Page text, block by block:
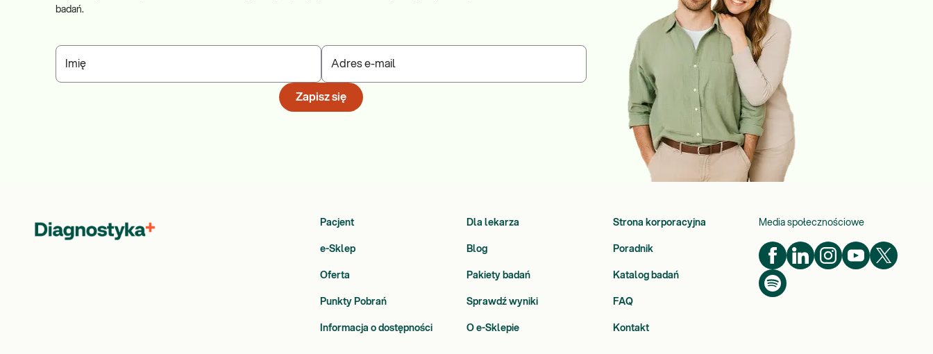
badań.
Imię Adres e-mail
Zapisz się
Pacjent Dla lekarza Strona korporacyjna
e-Sklep Blog Poradnik
Oferta Pakiety badań Katalog badań
Punkty Pobrań Sprawdź wyniki FAQ
Informacja o dostępności O e-Sklepie Kontakt
Media społecznościowe